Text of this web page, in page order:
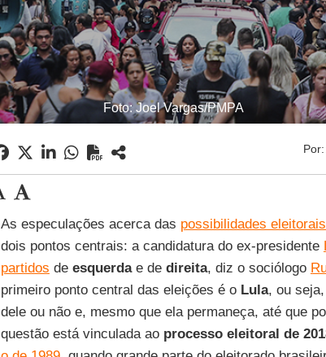
Foto: Joel Vargas/PMPA
Por:
As especulações acerca das possibilidades
dois pontos centrais: a candidatura do ex-presidente
partidos de esquerdae de direita, diz o sociólogo
primeiro ponto central das eleições é o Lula, ou
dele ou não e, mesmo que ela permaneça, até que
questão está vinculada ao processo eleitoral de